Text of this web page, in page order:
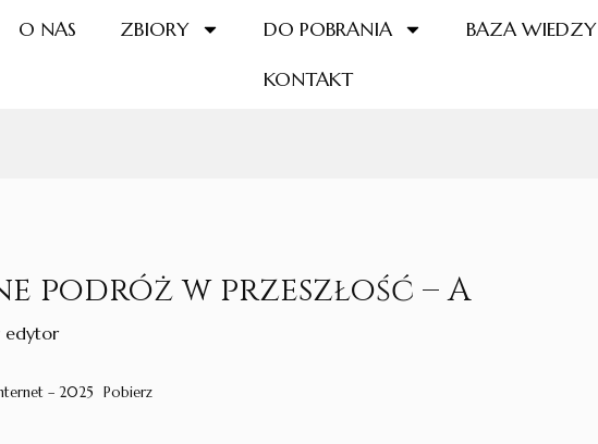
O NAS ZBIORY DO POBRANIA
BAZA WIEDZY
KONTAKT
podróż w przeszłość – A
edytor
– 2025 Pobierz